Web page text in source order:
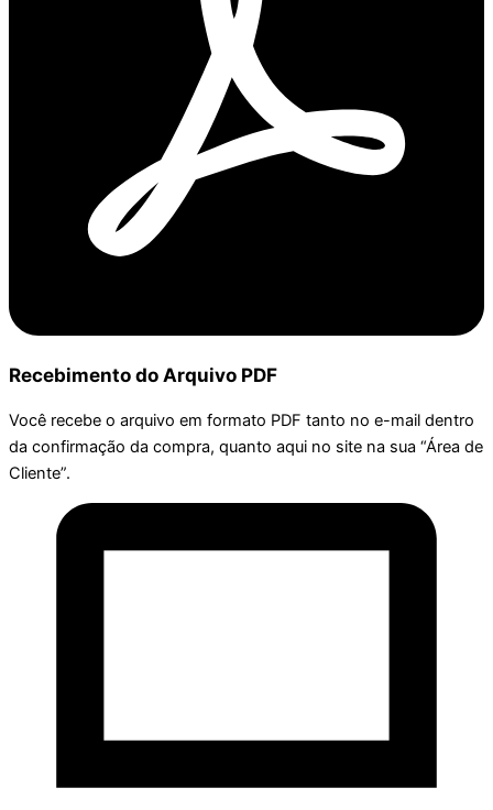
Recebimento do Arquivo PDF
Você recebe o arquivo em formato PDF tanto no e-mail dentro
da confirmação da compra, quanto aqui no site na sua “Área de
Cliente”.